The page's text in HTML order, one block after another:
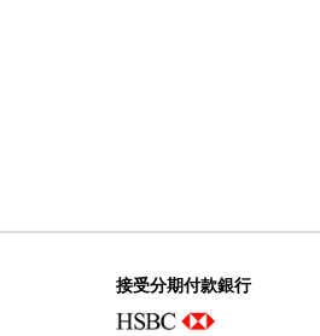
接受分期付款銀行